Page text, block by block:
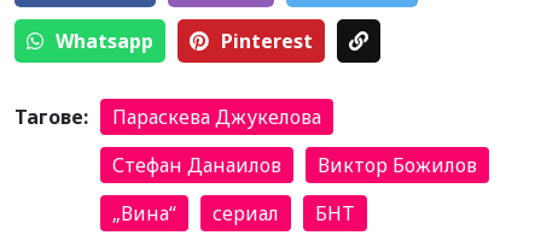
Whatsapp Pinterest
Тагове:
Параскева Джукелова
Стефан Данаилов
Виктор Божилов
„Вина“
сериал БНТ